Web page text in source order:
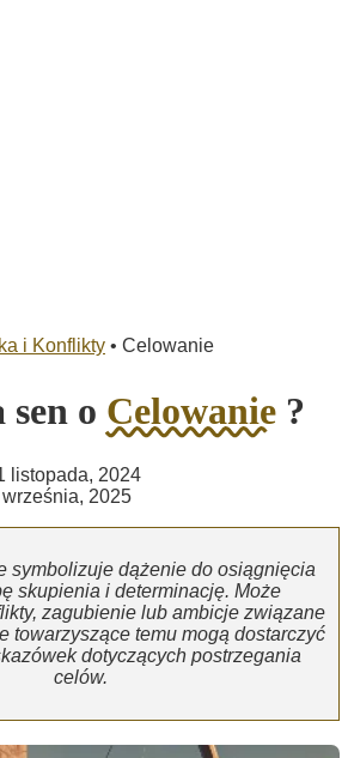
i Konflikty • Celowanie
sen o Celowanie ?
listopada, 2024
2025
symbolizuje dążenie do osiągnięcia
skupienia i determinację. Może
zagubienie lub ambicje związane
towarzyszące temu mogą dostarczyć
dotyczących postrzegania
celów.